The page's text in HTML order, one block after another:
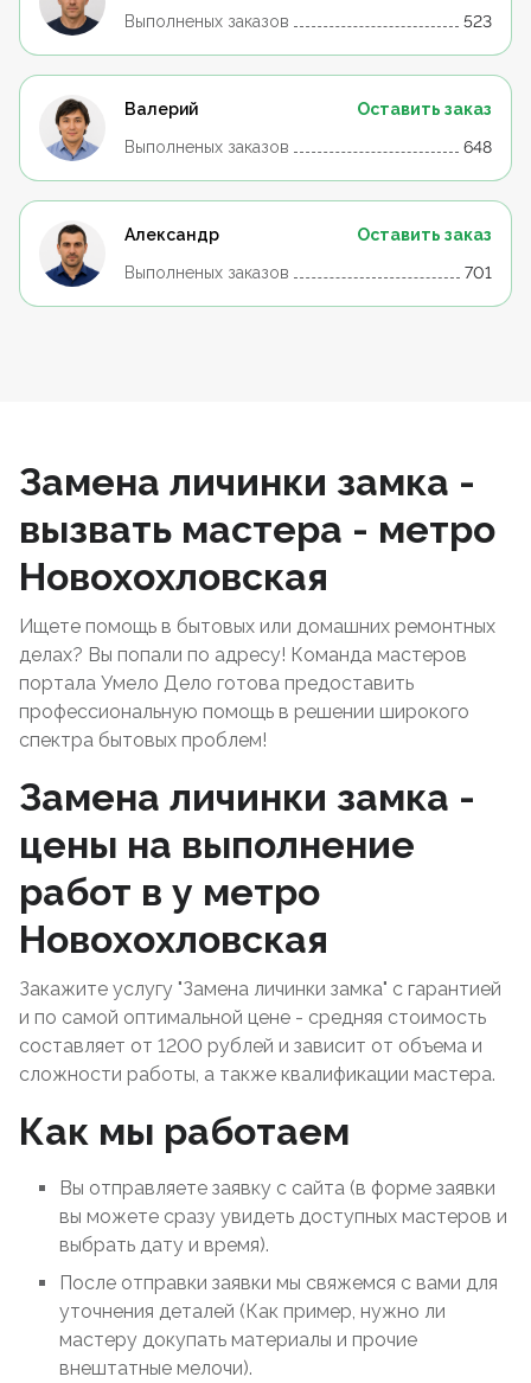
Выполненых заказов 523
Валерий
Оставить заказ
Выполненых заказов
648
Александр
Оставить заказ
Выполненых заказов
701
Замена личинки замка -
вызвать мастера - метро
Новохохловская
Ищете помощь в бытовых или домашних ремонтных
делах? Вы попали по адресу! Команда мастеров
портала Умело Дело готова предоставить
профессиональную помощь в решении широкого
спектра бытовых проблем!
Замена личинки замка -
цены на выполнение
работ в у метро
Новохохловская
Закажите услугу "Замена личинки замка" с гарантией
и по самой оптимальной цене - средняя стоимость
составляет от 1200 рублей и зависит от объема и
сложности работы, а также квалификации мастера.
Как мы работаем
Вы отправляете заявку с сайта (в форме заявки
вы можете сразу увидеть доступных мастеров и
выбрать дату и время).
После отправки заявки мы свяжемся с вами для
уточнения деталей (Как пример, нужно ли
мастеру докупать материалы и прочие
внештатные мелочи).